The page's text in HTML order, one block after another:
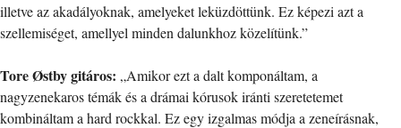
illetve az akadályoknak, amelyeket leküzdöttünk. Ez képezi azt a
szellemiséget, amellyel minden dalunkhoz közelítünk.”
Tore Østby gitáros: „Amikor ezt a dalt komponáltam, a
nagyzenekaros témák és a drámai kórusok iránti szeretetemet
kombináltam a hard rockkal. Ez egy izgalmas módja a zeneírásnak,